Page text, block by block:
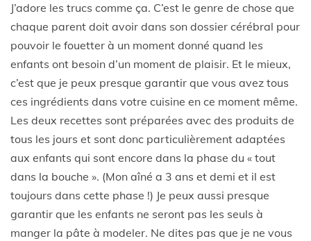
J’adore les trucs comme ça. C’est le genre de chose que
chaque parent doit avoir dans son dossier cérébral pour
pouvoir le fouetter à un moment donné quand les
enfants ont besoin d’un moment de plaisir. Et le mieux,
c’est que je peux presque garantir que vous avez tous
ces ingrédients dans votre cuisine en ce moment même.
Les deux recettes sont préparées avec des produits de
tous les jours et sont donc particulièrement adaptées
aux enfants qui sont encore dans la phase du « tout
dans la bouche ». (Mon aîné a 3 ans et demi et il est
toujours dans cette phase !) Je peux aussi presque
garantir que les enfants ne seront pas les seuls à
manger la pâte à modeler. Ne dites pas que je ne vous